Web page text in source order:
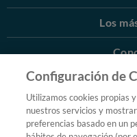
Los
Más
©
Condiciones
Configuración de
Utilizamos cookies propias
nuestros servicios y
preferencias basado en un